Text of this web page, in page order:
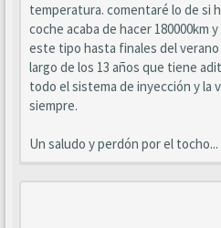
temperatura. comentaré lo de si
coche acaba de hacer 180000km
este tipo hasta finales del verano
largo de los 13 años que tiene
todo el sistema de inyección y la
siempre.
Un saludo y perdón por el tocho...